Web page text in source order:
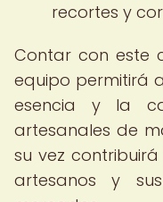
recortes y
Contar con este
equipo permitirá
esencia y la
artesanales de
su vez
artesanos y